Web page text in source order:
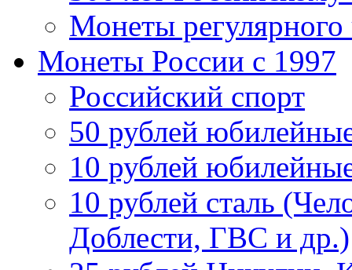
Монеты
Монеты России c 1997
Российский спорт
50 рублей
10 рублей
10 рублей сталь
Доблести, ГВС и др.)